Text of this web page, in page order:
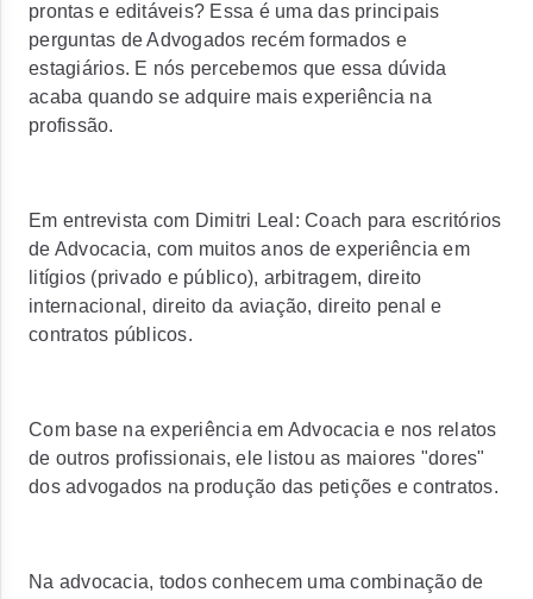
prontas e editáveis? Essa é uma das principais
perguntas de Advogados recém formados e
estagiários. E nós percebemos que essa dúvida
acaba quando se adquire mais experiência na
profissão.
Em entrevista com Dimitri Leal: Coach para escritórios
de Advocacia, com muitos anos de experiência em
litígios (privado e público), arbitragem, direito
internacional, direito da aviação, direito penal e
contratos públicos.
Com base na experiência em Advocacia e nos relatos
de outros profissionais, ele listou as maiores "dores"
dos advogados na produção das petições e contratos.
Na advocacia, todos conhecem uma combinação de